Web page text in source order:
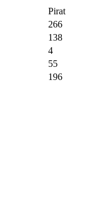
Pirat
266
138
4
55
196